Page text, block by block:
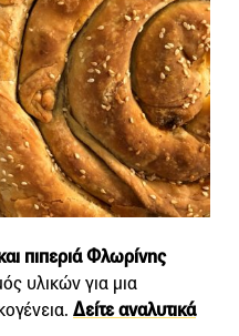
πιπεριά Φλωρίνης
υλικών για μια
Δείτε αναλυτικά